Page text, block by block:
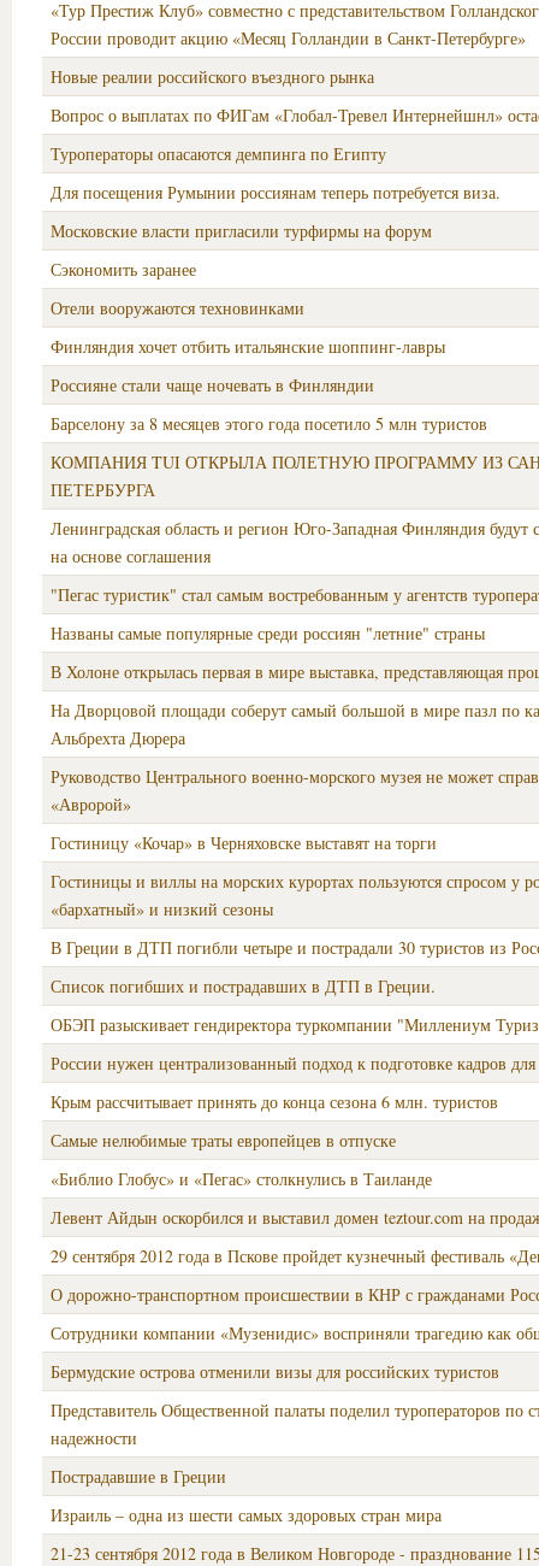
«Тур Престиж Клуб» совместно с представительством
России проводит акцию «Месяц Голландии в Санкт-Петербурге»
Новые реалии российского въездного рынка
Вопрос о выплатах по ФИГам «Глобал-Тревел Интернейшнл»
Туроператоры опасаются демпинга по Египту
Для посещения Румынии россиянам теперь потребуется виза.
Московские власти пригласили турфирмы на форум
Сэкономить заранее
Отели вооружаются техновинками
Финляндия хочет отбить итальянские шоппинг-лавры
Россияне стали чаще ночевать в Финляндии
Барселону за 8 месяцев этого года посетило 5 млн туристов
КОМПАНИЯ TUI ОТКРЫЛА ПОЛЕТНУЮ ПРОГРАММУ ИЗ
ПЕТЕРБУРГА
Ленинградская область и регион Юго-Западная Финляндия будут
на основе соглашения
"Пегас туристик" стал самым востребованным у агентств
Названы самые популярные среди россиян "летние" страны
В Холоне открылась первая в мире выставка, представляющая
На Дворцовой площади соберут самый большой в мире пазл по
Альбрехта Дюрера
Руководство Центрального военно-морского музея не может
«Авророй»
Гостиницу «Кочар» в Черняховске выставят на торги
Гостиницы и виллы на морских курортах пользуются спросом у
«бархатный» и низкий сезоны
В Греции в ДТП погибли четыре и пострадали 30 туристов из
Список погибших и пострадавших в ДТП в Греции.
ОБЭП разыскивает гендиректора туркомпании "Миллениум
России нужен централизованный подход к подготовке кадров
Крым рассчитывает принять до конца сезона 6 млн. туристов
Самые нелюбимые траты европейцев в отпуске
«Библио Глобус» и «Пегас» столкнулись в Таиланде
Левент Айдын оскорбился и выставил домен teztour.com на
29 сентября 2012 года в Пскове пройдет кузнечный фестиваль
О дорожно-транспортном происшествии в КНР с гражданами
Сотрудники компании «Музенидис» восприняли трагедию как
Бермудские острова отменили визы для российских туристов
Представитель Общественной палаты поделил туроператоров по
надежности
Пострадавшие в Греции
Израиль – одна из шести самых здоровых стран мира
21-23 сентября 2012 года в Великом Новгороде - празднование